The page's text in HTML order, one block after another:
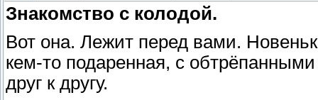
Знакомство с колодой.
Вот она. Лежит перед вами.
кем-то подаренная, с
друг к другу.